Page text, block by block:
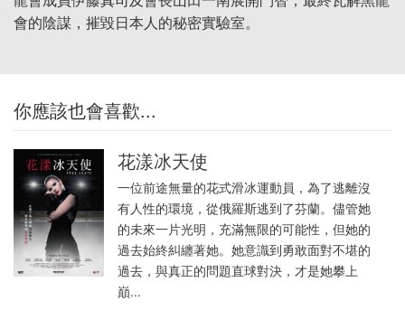
會的陰謀，摧毀日本人的秘密實驗室。
你應該也會喜歡...
花漾冰天使
一位前途無量的花式滑冰運動員，為了逃離沒
有人性的環境，從俄羅斯逃到了芬蘭。儘管她
的未來一片光明，充滿無限的可能性，但她的
過去始終糾纏著她。她意識到勇敢面對不堪的
過去，與真正的問題直球對決，才是她攀上
巔...